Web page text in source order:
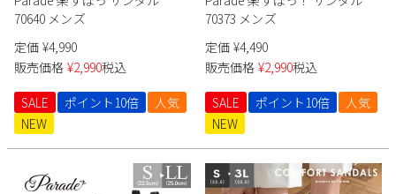
会社概要
プライバシーポリシー
特定商取引法に基づく表示
お問い合わせ
70640 メンズ
定価 ¥4,990
販売価格 ¥2,990税込
SALE
ポイント10倍
人気
NEW
70373 メンズ
定価 ¥4,490
販売価格 ¥2,990税込
SALE
ポイント10倍
人気
NEW